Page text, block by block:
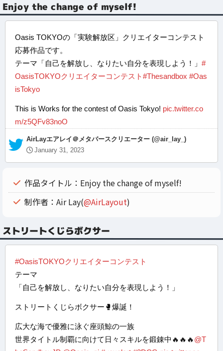
Enjoy the change of myself!
Oasis TOKYOの「実験解放区」クリエイターコンテスト
応募作品です。
テーマ「自己を解放し、なりたい自分を表現しよう！」 #
OasisTOKYOクリエイターコンテスト#Thesandbox #Oas
isTokyo
This is Works for the contest of Oasis Tokyo! pic.twitter.co
m/z5QFv83noO
— AirLayエアレイ＠メタバースクリエーター (@air_lay_)
January 31, 2023
作品タイトル：Enjoy the change of myself!
制作者：Air Lay(@AirLayout)
ストリートくじらボクサー
#OasisTOKYOクリエイターコンテスト
テーマ
「自己を解放し、なりたい自分を表現しよう！」
ストリートくじらボクサー🥊爆誕！
広大な海で優雅に泳ぐ座頭鯨の一族
世界タイトル制覇に向けて日々スキルを鍛錬中🔥🔥🔥@T